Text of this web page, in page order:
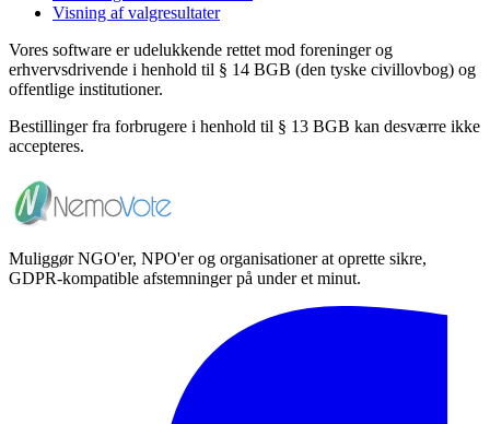
Visning af valgresultater
Vores software er udelukkende rettet mod foreninger og
erhvervsdrivende i henhold til § 14 BGB (den tyske civillovbog) og
offentlige institutioner.
Bestillinger fra forbrugere i henhold til § 13 BGB kan desværre ikke
accepteres.
Muliggør NGO'er, NPO'er og organisationer at oprette sikre,
GDPR-kompatible afstemninger på under et minut.